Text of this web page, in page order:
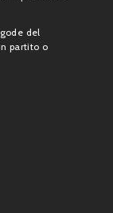
del
partito o